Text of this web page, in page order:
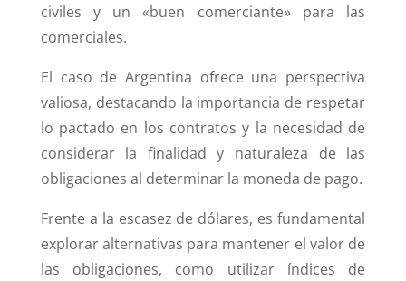
civiles y un «buen comerciante» para las
comerciales.
El caso de Argentina ofrece una perspectiva
valiosa, destacando la importancia de respetar
lo pactado en los contratos y la necesidad de
considerar la finalidad y naturaleza de las
obligaciones al determinar la moneda de pago.
Frente a la escasez de dólares, es fundamental
explorar alternativas para mantener el valor de
las obligaciones, como utilizar índices de